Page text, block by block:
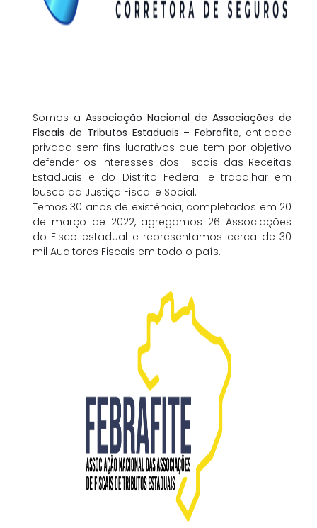
Somos a Associação Nacional de Associações de
Fiscais de Tributos Estaduais – Febrafite, entidade
privada sem fins lucrativos que tem por objetivo
defender os interesses dos Fiscais das Receitas
Estaduais e do Distrito Federal e trabalhar em
busca da Justiça Fiscal e Social.
Temos 30 anos de existência, completados em 20
de março de 2022, agregamos 26 Associações
do Fisco estadual e representamos cerca de 30
mil Auditores Fiscais em todo o país.